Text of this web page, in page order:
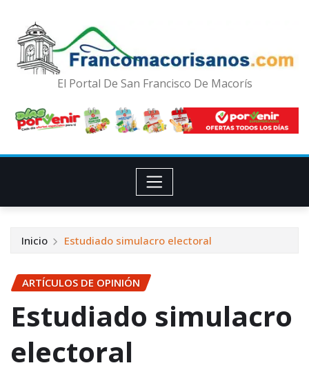
El Portal De San Francisco De Macorís
Inicio Estudiado simulacro electoral
ARTÍCULOS DE OPINIÓN
Estudiado simulacro
electoral